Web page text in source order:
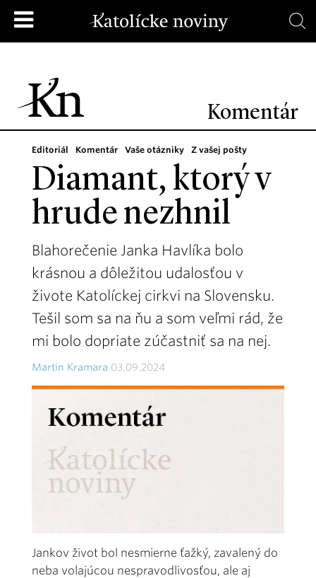
Komentár
Editoriál Komentár Vaše otázniky Z vašej pošty
Diamant, ktorý v
hrude nezhnil
Blahorečenie Janka Havlíka bolo
krásnou a dôležitou udalosťou v
živote Katolíckej cirkvi na Slovensku.
Tešil som sa na ňu a som veľmi rád, že
mi bolo dopriate zúčastniť sa na nej.
Martin Kramara 03.09.2024
Jankov život bol nesmierne ťažký, zavalený do
neba volajúcou nespravodlivosťou, ale aj